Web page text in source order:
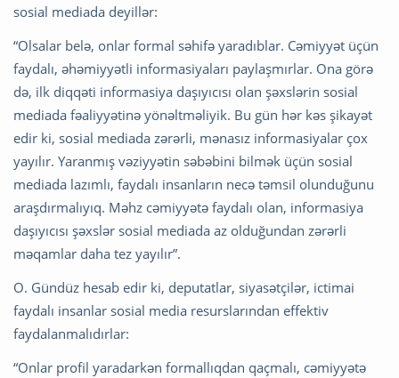
sosial mediada deyillər:
“Olsalar belə, onlar formal səhifə yaradıblar. Cəmiyyət üçün
faydalı, əhəmiyyətli informasiyaları paylaşmırlar. Ona görə
də, ilk diqqəti informasiya daşıyıcısı olan şəxslərin sosial
mediada fəaliyyətinə yönəltməliyik. Bu gün hər kəs şikayət
edir ki, sosial mediada zərərli, mənasız informasiyalar çox
yayılır. Yaranmış vəziyyətin səbəbini bilmək üçün sosial
mediada lazımlı, faydalı insanların necə təmsil olunduğunu
araşdırmalıyıq. Məhz cəmiyyətə faydalı olan, informasiya
daşıyıcısı şəxslər sosial mediada az olduğundan zərərli
məqamlar daha tez yayılır”.
O. Gündüz hesab edir ki, deputatlar, siyasətçilər, ictimai
faydalı insanlar sosial media resurslarından effektiv
faydalanmalıdırlar:
“Onlar profil yaradarkən formallıqdan qaçmalı, cəmiyyətə